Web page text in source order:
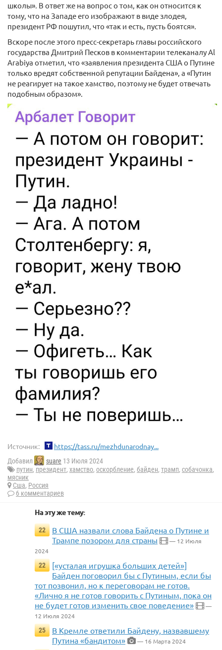
школы». В ответ же на вопрос о том, как он относится к
тому, что на Западе его изображают в виде злодея,
президент РФ пошутил, что «так и есть, пусть боятся».
Вскоре после этого пресс-секретарь главы российского
государства Дмитрий Песков в комментарии телеканалу Al
Arabiya отметил, что «заявления президента США о Путине
только вредят собственной репутации Байдена», а «Путин
не реагирует на такое хамство, поэтому не будет отвечать
подобным образом».
Источник: https://tass.ru/mezhdunarodnay...
Добавил suare 13 Июля 2024
путин, президент, хамство, оскорбление, байден, трамп, собачонка,
мясник
Сша, Россия
6 комментариев
На эту же тему:
22
В США назвали слова Байдена о Путине и
Трампе позором для страны
— 12 Июля
2024
22
[«усталая игрушка больших детей»]
Байден поговорил бы с Путиным, если бы
тот позвонил, но к переговорам не готов.
«Лично я не готов говорить с Путиным, пока он
не будет готов изменить свое поведение»
—
12 Июля 2024
25
В Кремле ответили Байдену, назвавшему
Путина «бандитом»
— 16 Марта 2024